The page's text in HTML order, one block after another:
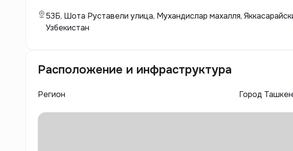
53Б, Шота Руставели улица, Мухандислар махалля,
Узбекистан
Расположение и инфраструктура
Регион Город